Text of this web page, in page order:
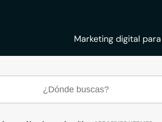
Marketing digital